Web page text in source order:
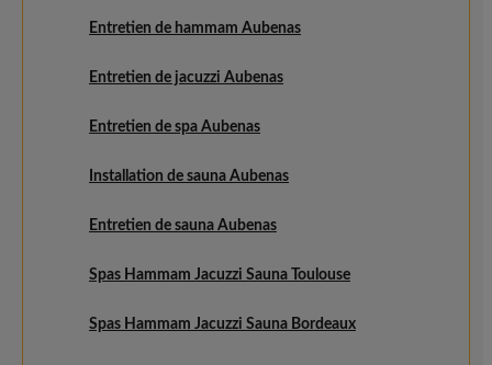
Entretien de hammam Aubenas
Entretien de jacuzzi Aubenas
Entretien de spa Aubenas
Installation de sauna Aubenas
Entretien de sauna Aubenas
Spas Hammam Jacuzzi Sauna Toulouse
Spas Hammam Jacuzzi Sauna Bordeaux